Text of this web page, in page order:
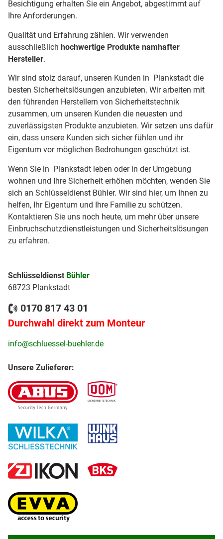
Besichtigung erhalten Sie ein Angebot, abgestimmt auf
Ihre Anforderungen.
Qualität und Erfahrung zählen. Wir verwenden
ausschließlich hochwertige Produkte namhafter
Hersteller.
Wir sind stolz darauf, unseren Kunden in Plankstadt die
besten Sicherheitslösungen anzubieten. Wir arbeiten mit
den führenden Herstellern von Sicherheitstechnik
zusammen, um unseren Kunden die neuesten und
zuverlässigsten Produkte anzubieten. Wir setzen uns dafür
ein, dass unsere Kunden sich sicher fühlen und ihr
Eigentum vor möglichen Bedrohungen geschützt ist.
Wenn Sie in Plankstadt leben oder in der Umgebung
wohnen und Ihre Sicherheit erhöhen möchten, wenden Sie
sich an Schlüsseldienst Bühler. Wir sind hier, um Ihnen zu
helfen, Ihr Eigentum und Ihre Familie zu schützen.
Kontaktieren Sie uns noch heute, um mehr über unsere
Einbruchschutzdienstleistungen und Sicherheitslösungen
zu erfahren.
Schlüsseldienst Bühler
68723 Plankstadt
0170 817 43 01
Durchwahl direkt zum Monteur
info@schluessel-buehler.de
Unsere Zulieferer: